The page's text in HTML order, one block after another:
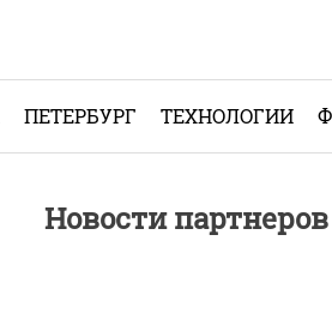
ПЕТЕРБУРГ ТЕХНОЛОГИИ
Новости партнеров